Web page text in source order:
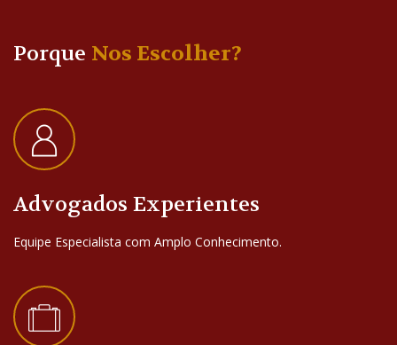
Porque Nos Escolher?
Advogados Experientes
Equipe Especialista com Amplo Conhecimento.